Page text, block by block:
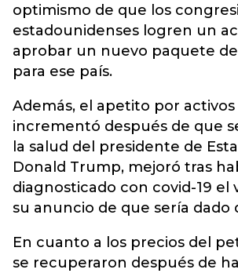
optimismo de que los
estadounidenses logren un
aprobar un nuevo paquete
para ese país.
Además, el apetito por
incrementó después de que
la salud del presidente de
Donald Trump, mejoró tras
diagnosticado con covid-19 el
su anuncio de que sería dado
En cuanto a los precios del
se recuperaron después de